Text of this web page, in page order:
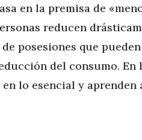
en la premisa de
reducen
posesiones que
del consumo. En
lo esencial y